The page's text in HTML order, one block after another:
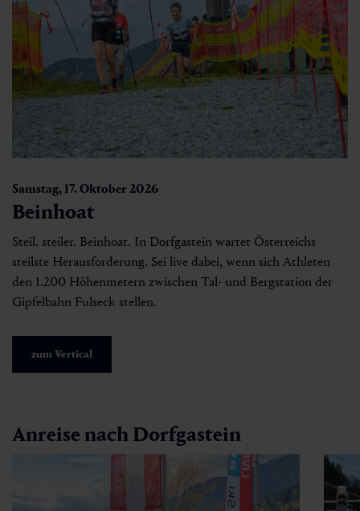
Samstag, 17. Oktober 2026
Beinhoat
Steil. steiler. Beinhoat. In Dorfgastein wartet Österreichs
steilste Herausforderung. Sei live dabei, wenn sich Athleten
den 1.200 Höhenmetern zwischen Tal- und Bergstation der
Gipfelbahn Fulseck stellen.
zum Vertical
Anreise nach Dorfgastein